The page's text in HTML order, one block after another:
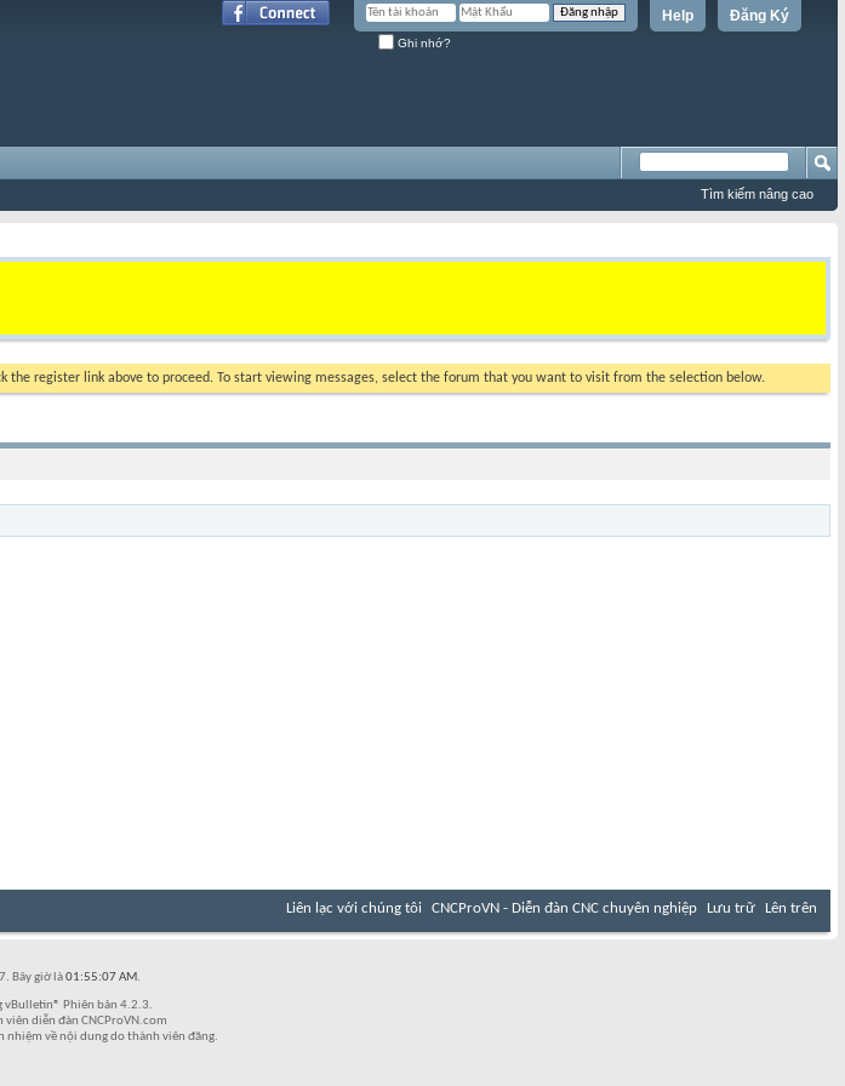
Đăng Ký
Help
Ghi nhớ?
Tìm kiếm nâng cao
the register link above to proceed. To start viewing messages, select the forum that you want to visit from the selection below.
Liên lạc với chúng tôi CNCProVN - Diễn đàn CNC chuyên nghiệp Lưu trữ Lên trên
Bây giờ là01:55:07 AM.
vBulletin® Phiên bản 4.2.3.
diễn đàn CNCProVN.com
nhiệm về nội dung do thành viên đăng.